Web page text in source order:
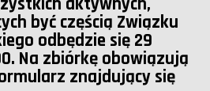
być częścią Związku
odbędzie się 29
Na zbiórkę obowiązują
znajdujący się